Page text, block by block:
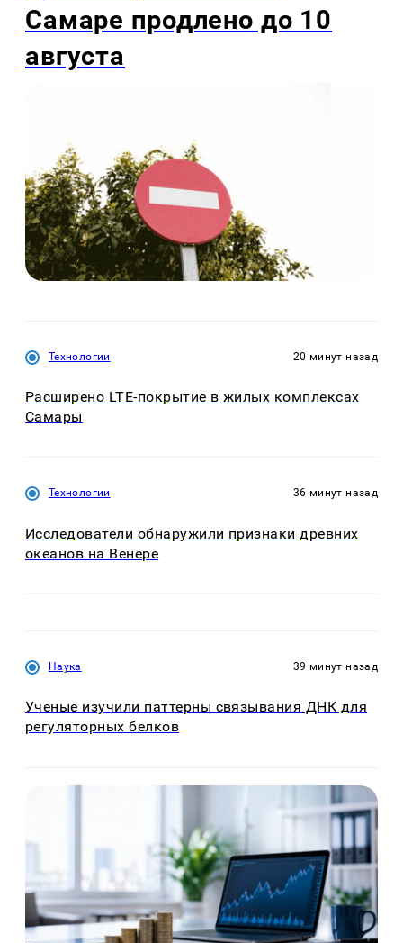
Самаре продлено до 10
августа
Технологии 20 минут назад
Расширено LTE-покрытие в жилых комплексах
Самары
Технологии 36 минут назад
Исследователи обнаружили признаки древних
океанов на Венере
Наука 39 минут назад
Ученые изучили паттерны связывания ДНК для
регуляторных белков